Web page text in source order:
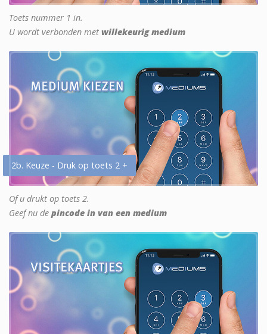
Toets nummer 1 in.
U wordt verbonden met willekeurig medium
2b. Keuze - Druk op toets 2 +
Of u drukt op toets 2.
Geef nu de pincode in van een medium